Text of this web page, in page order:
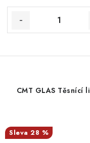
CMT GLAS Těsnící
28 %